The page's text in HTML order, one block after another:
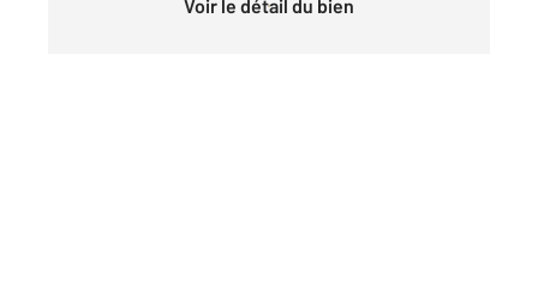
Voir le détail du bien